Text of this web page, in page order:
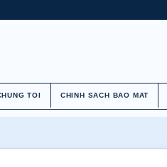
TOI CHINH SACH BAO MAT